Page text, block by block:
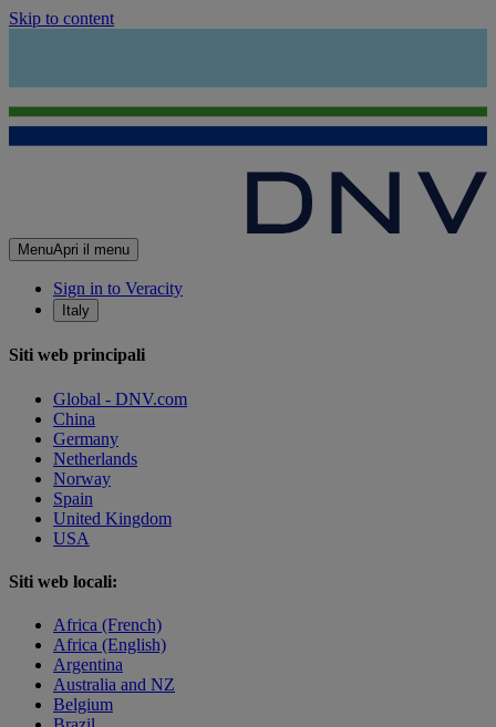
Skip to content
MenuApri il menu
Sign in to Veracity
Italy
Siti web principali
Global - DNV.com
China
Germany
Netherlands
Norway
Spain
United Kingdom
USA
Siti web locali:
Africa (French)
Africa (English)
Argentina
Australia and NZ
Belgium